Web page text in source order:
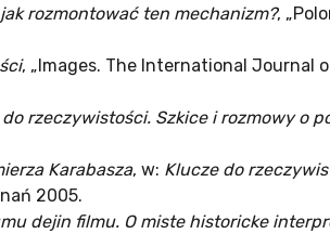
rozmontować ten mechanizm?,
, „Images. The International Journal
rzeczywistości. Szkice i rozmowy o
Karabasza, w: Klucze do
2005.
dejin filmu. O miste historicke